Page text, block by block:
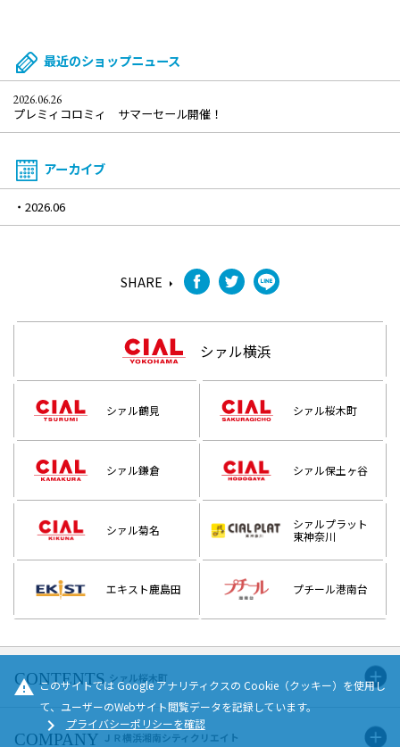
最近のショップニュース
2026.06.26
プレミィコロミィ サマーセール開催！
アーカイブ
2026.06
SHARE
シァル横浜
シァル鶴見 シァル桜木町
シァル鎌倉 シァル保土ヶ谷
シァル菊名
シァルプラット
東神奈川
エキスト鹿島田 プチール港南台
シァル桜木町
ＪＲ横浜湘南シティクリエイト
warning このサイトでは Google アナリティクスの Cookie（クッキー）を使用し
て、ユーザーのWebサイト閲覧データを記録しています。
chevron_right プライバシーポリシーを確認